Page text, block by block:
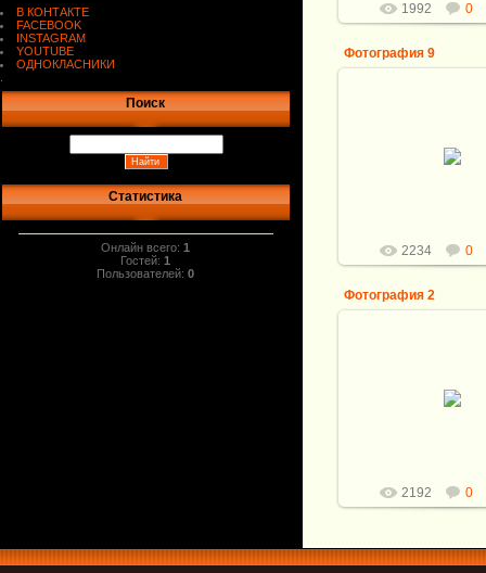
В КОНТАКТЕ
FACEBOOK
INSTAGRAM
YOUTUBE
ОДНОКЛАСНИКИ
Поиск
Статистика
Онлайн всего:1
Гостей:1
Пользователей:0
1992 0
Фотография 9
2234 0
Фотография 2
2192 0